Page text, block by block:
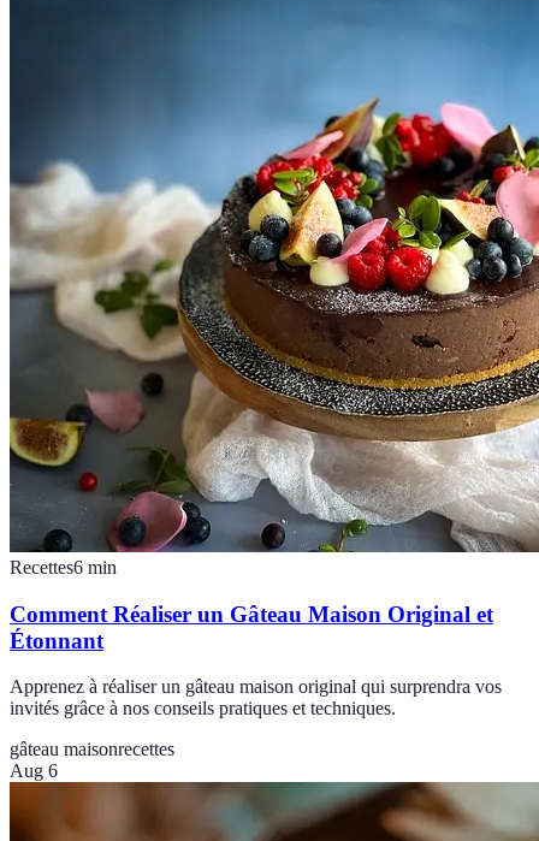
Recettes6 min
Comment Réaliser un Gâteau Maison Original et
Étonnant
Apprenez à réaliser un gâteau maison original qui surprendra vos
invités grâce à nos conseils pratiques et techniques.
gâteau maisonrecettes
Aug 6